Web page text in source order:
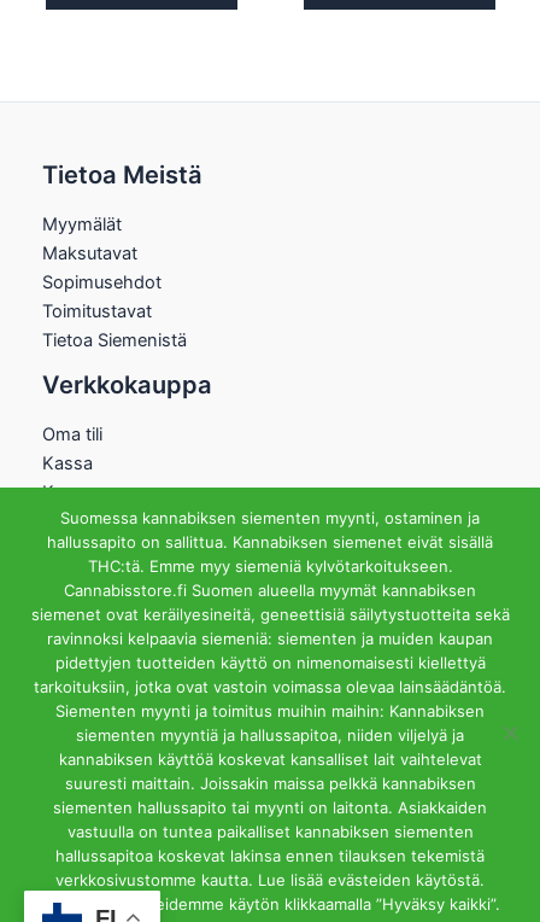
Tietoa Meistä
Myymälät
Maksutavat
Sopimusehdot
Toimitustavat
Tietoa Siemenistä
Verkkokauppa
Oma tili
Kassa
Kauppa
Ostoskori
Helsingin Myymälä
Aukioloajat
Ma-Pe 12-18 La 12-15
Riihipellonkuja 3, 00390
Helsinki
info@cannabisstore.fi
Cannabisstore.fi | Kannabiksen Siemeniä Verkkokaupasta ja
Kivijalkamyymälästä. Helsinki
Suomessa kannabiksen siementen myynti, ostaminen ja
hallussapito on sallittua. Kannabiksen siemenet eivät sisällä
THC:tä. Emme myy siemeniä kylvötarkoitukseen.
Cannabisstore.fi Suomen alueella myymät kannabiksen
siemenet ovat keräilyesineitä, geneettisiä säilytystuotteita sekä
ravinnoksi kelpaavia siemeniä: siementen ja muiden kaupan
pidettyjen tuotteiden käyttö on nimenomaisesti kiellettyä
tarkoituksiin, jotka ovat vastoin voimassa olevaa lainsäädäntöä.
Siementen myynti ja toimitus muihin maihin: Kannabiksen
siementen myyntiä ja hallussapitoa, niiden viljelyä ja
kannabiksen käyttöä koskevat kansalliset lait vaihtelevat
suuresti maittain. Joissakin maissa pelkkä kannabiksen
siementen hallussapito tai myynti on laitonta. Asiakkaiden
vastuulla on tuntea paikalliset kannabiksen siementen
hallussapitoa koskevat lakinsa ennen tilauksen tekemistä
verkkosivustomme kautta. Lue lisää evästeiden käytöstä.
Hyväksyt evästeidemme käytön klikkaamalla ”Hyväksy kaikki”.